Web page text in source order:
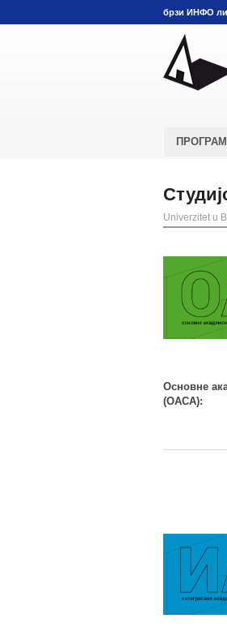
брзи ИНФО
Univerzitet u
Основне
(ОАСА):